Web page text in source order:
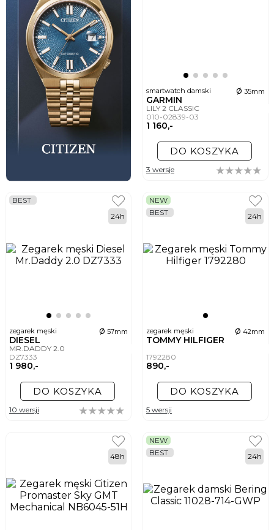
smartwatch damski ø 35mm
GARMIN
LILY 2 CLASSIC
010-02839-03
1 160,-
DO KOSZYKA
3 wersje
zegarek męski ø 57mm
DIESEL
MR.DADDY 2.0
DZ7333
1 980,-
BEST
24h
DO KOSZYKA
10 wersji
zegarek męski ø 42mm
TOMMY HILFIGER
1792280
890,-
NEW
BEST
24h
DO KOSZYKA
5 wersji
48h
NEW
BEST
24h